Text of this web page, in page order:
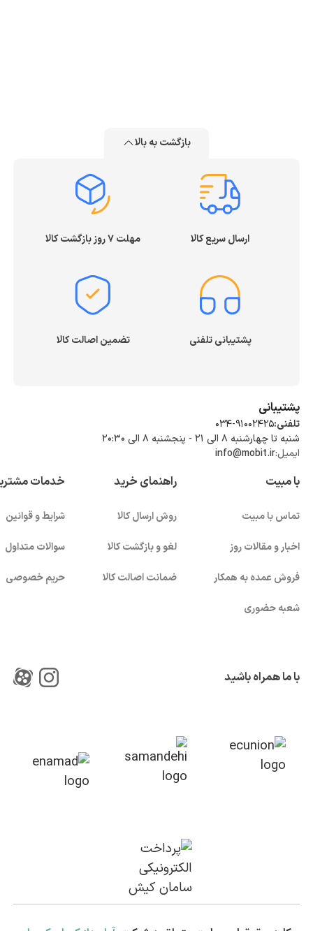
بازگشت به بالا
ارسال سریع کالا مهلت ۷ روز بازگشت کالا
پشتیبانی تلفنی تضمین اصالت کالا
پشتیبانی
تلفنی:034-91002425
شنبه تا چهارشنبه ۸ الی ۲۱ - پنجشنبه 8 الی ۲۰:۳۰
ایمیل:info@mobit.ir
با مبیت
تماس با مبیت
اخبار و مقالات روز
فروش عمده به همکار
شعبه حضوری
راهنمای خرید
روش ارسال کالا
لغو و بازگشت کالا
ضمانت اصالت کالا
خدمات
شرایط و قوانین
سوالات متداول
حریم خصوصی
با ما همراه باشید